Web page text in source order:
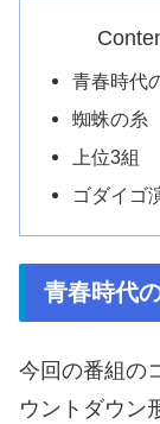
青春時代
蜘蛛の糸
上位3組
ゴダイゴ
青春時代
今回の番組の
ウントダウン